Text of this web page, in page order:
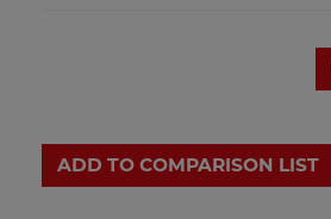
ADD TO COMPARISON LIST